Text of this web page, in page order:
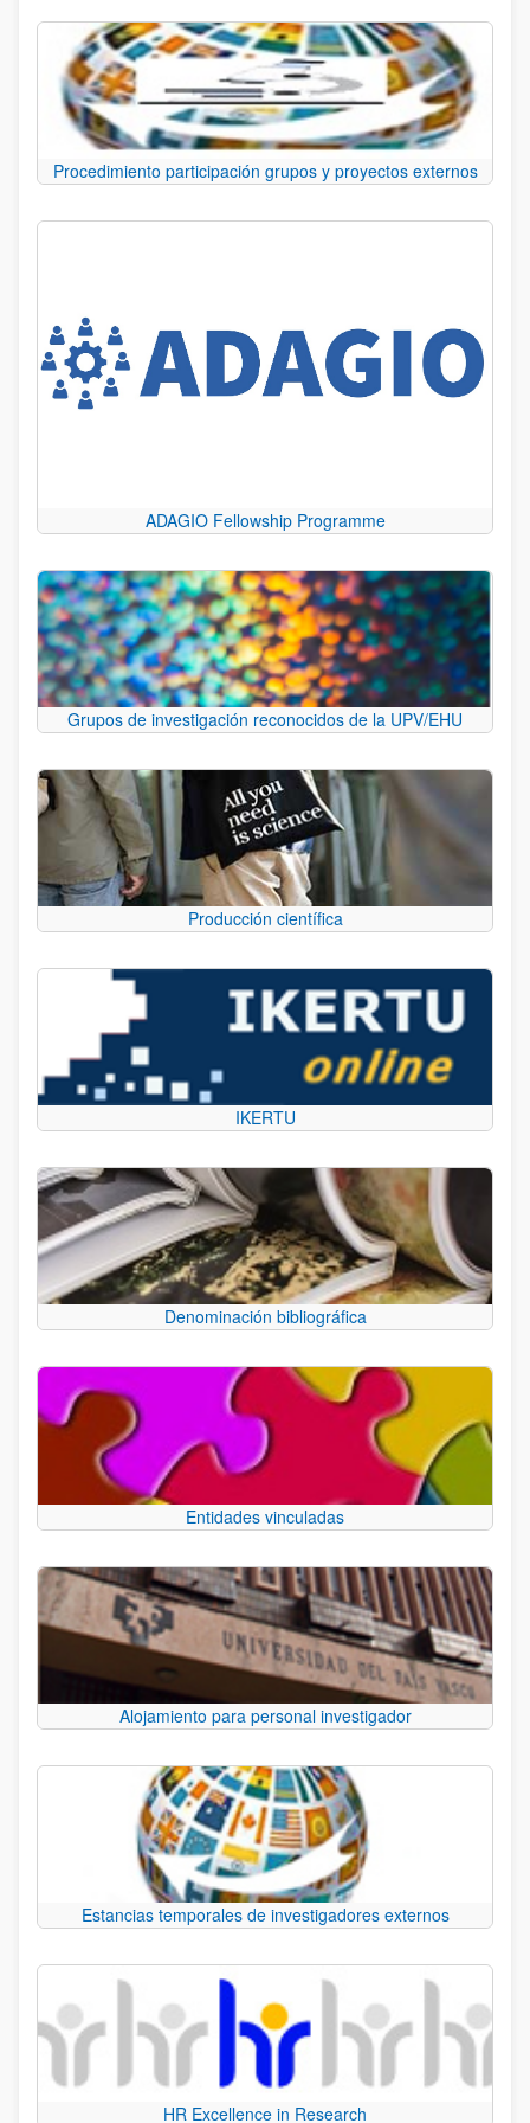
Procedimiento participación grupos y proyectos externos
ADAGIO Fellowship Programme
Grupos de investigación reconocidos de la UPV/EHU
Producción científica
IKERTU
Denominación bibliográfica
Entidades vinculadas
Alojamiento para personal investigador
Estancias temporales de investigadores externos
HR Excellence in Research